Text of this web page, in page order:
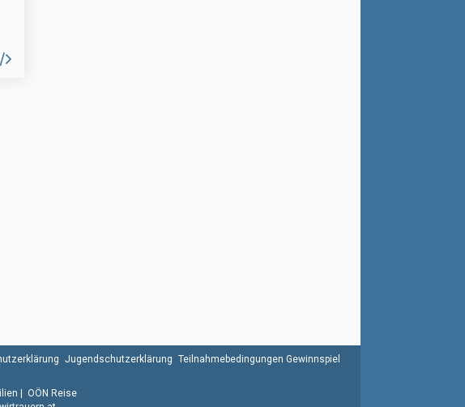
Jugendschutzerklärung Teilnahmebedingungen Gewinnspiel
| OÖN Reise